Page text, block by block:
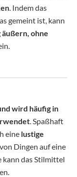
. Indem das
gemeint ist, kann
ohne
wird häufig in
. Spaßhaft
eine lustige
Dingen auf eine
kann das Stilmittel